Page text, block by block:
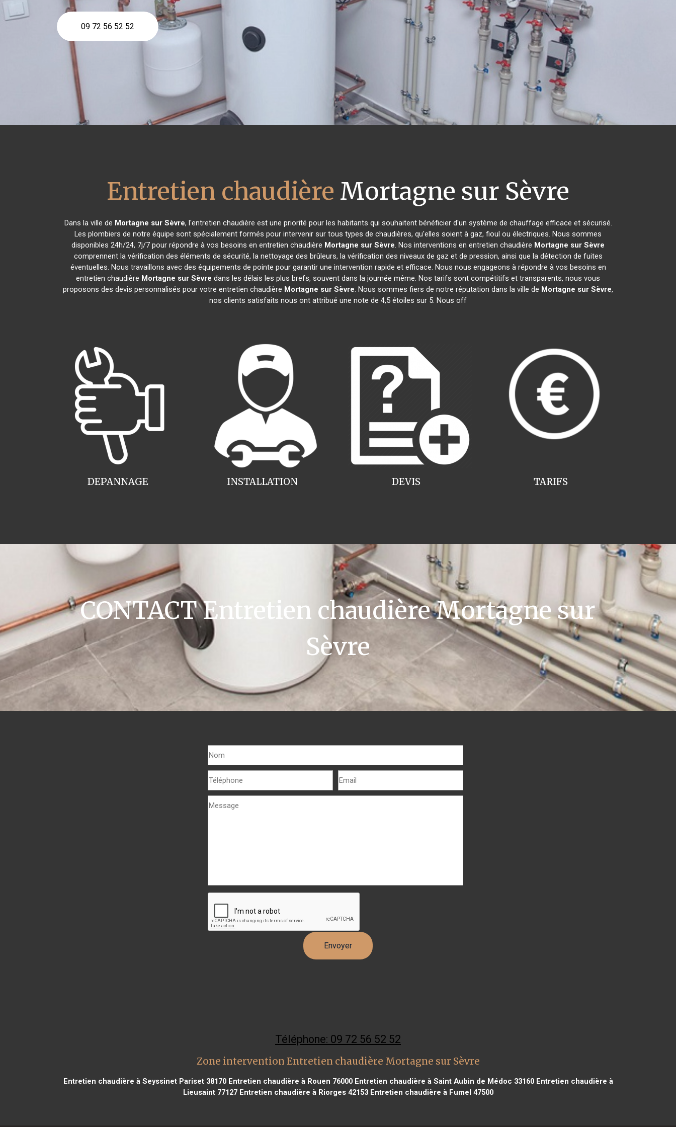
09 72 56 52 52
Entretien chaudière Mortagne sur Sèvre
Dans la ville de Mortagne sur Sèvre, l'entretien chaudière est une priorité pour les habitants qui souhaitent bénéficier d'un système de chauffage efficace et sécurisé.
Les plombiers de notre équipe sont spécialement formés pour intervenir sur tous types de chaudières, qu'elles soient à gaz, fioul ou électriques. Nous sommes
disponibles 24h/24, 7j/7 pour répondre à vos besoins en entretien chaudière Mortagne sur Sèvre. Nos interventions en entretien chaudière Mortagne sur Sèvre
comprennent la vérification des éléments de sécurité, la nettoyage des brûleurs, la vérification des niveaux de gaz et de pression, ainsi que la détection de fuites
éventuelles. Nous travaillons avec des équipements de pointe pour garantir une intervention rapide et efficace. Nous nous engageons à répondre à vos besoins en
entretien chaudière Mortagne sur Sèvre dans les délais les plus brefs, souvent dans la journée même. Nos tarifs sont compétitifs et transparents, nous vous
proposons des devis personnalisés pour votre entretien chaudière Mortagne sur Sèvre. Nous sommes fiers de notre réputation dans la ville de Mortagne sur Sèvre,
nos clients satisfaits nous ont attribué une note de 4,5 étoiles sur 5. Nous off
INSTALLATION
DEPANNAGE TARIFS
DEVIS
CONTACT Entretien chaudière Mortagne sur
Sèvre
Téléphone: 09 72 56 52 52
Zone intervention Entretien chaudière Mortagne sur Sèvre
Entretien chaudière à Seyssinet Pariset 38170Entretien chaudière à Rouen 76000Entretien chaudière à Saint Aubin de Médoc 33160Entretien chaudière à
Lieusaint 77127Entretien chaudière à Riorges 42153Entretien chaudière à Fumel 47500